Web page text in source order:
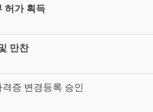
허가 획득
만찬
증 변경등록 승인